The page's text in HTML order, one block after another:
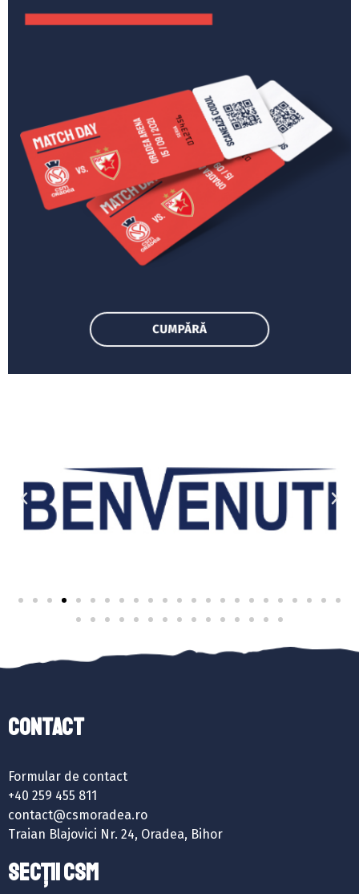
Contact
Formular de contact
+40 259 455 811
contact@csmoradea.ro
Traian Blajovici Nr. 24, Oradea, Bihor
SECȚII CSM